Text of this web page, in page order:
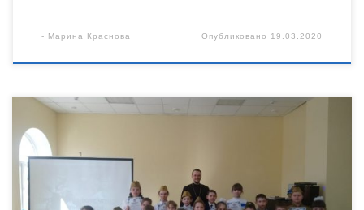
- Марина Краснова Опубликовано 19.03.2020
«Заступники Руси» — тема городского конкурса чтецов,
который в духовно-просветительском центре «Возрождение»
собрал школьников города Кирсанова. Среди участников —
воспитанники воскресной школы Архиерейского подворья
Тихвинского храма города Кирсанова и обучающиеся средней